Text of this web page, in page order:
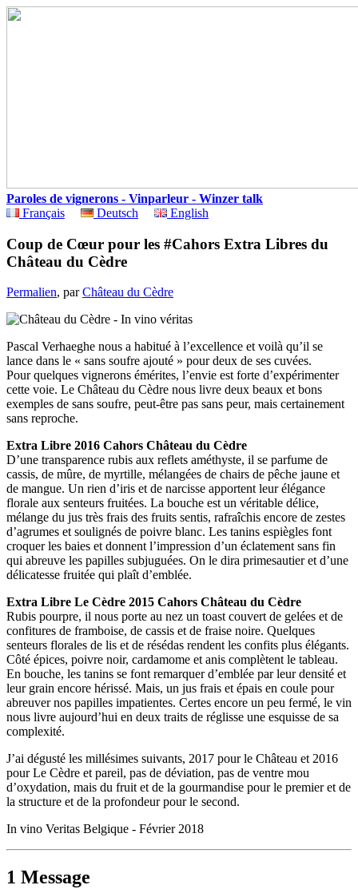
Paroles de vignerons - Vinparleur - Winzer talk
Français
Deutsch English
Coup de Cœur pour les #Cahors Extra Libres du
Château du Cèdre
Permalien, parChâteau du Cèdre
Pascal Verhaeghe nous a habitué à l’excellence et voilà qu’il se
lance dans le « sans soufre ajouté » pour deux de ses cuvées.
Pour quelques vignerons émérites, l’envie est forte d’expérimenter
cette voie. Le Château du Cèdre nous livre deux beaux et bons
exemples de sans soufre, peut-être pas sans peur, mais certainement
sans reproche.
Extra Libre 2016 Cahors Château du Cèdre
D’une transparence rubis aux reflets améthyste, il se parfume de
cassis, de mûre, de myrtille, mélangées de chairs de pêche jaune et
de mangue. Un rien d’iris et de narcisse apportent leur élégance
florale aux senteurs fruitées. La bouche est un véritable délice,
mélange du jus très frais des fruits sentis, rafraîchis encore de zestes
d’agrumes et soulignés de poivre blanc. Les tanins espiègles font
croquer les baies et donnent l’impression d’un éclatement sans fin
qui abreuve les papilles subjuguées. On le dira primesautier et d’une
délicatesse fruitée qui plaît d’emblée.
Extra Libre Le Cèdre 2015 Cahors Château du Cèdre
Rubis pourpre, il nous porte au nez un toast couvert de gelées et de
confitures de framboise, de cassis et de fraise noire. Quelques
senteurs florales de lis et de résédas rendent les confits plus élégants.
Côté épices, poivre noir, cardamome et anis complètent le tableau.
En bouche, les tanins se font remarquer d’emblée par leur densité et
leur grain encore hérissé. Mais, un jus frais et épais en coule pour
abreuver nos papilles impatientes. Certes encore un peu fermé, le vin
nous livre aujourd’hui en deux traits de réglisse une esquisse de sa
complexité.
J’ai dégusté les millésimes suivants, 2017 pour le Château et 2016
pour Le Cèdre et pareil, pas de déviation, pas de ventre mou
d’oxydation, mais du fruit et de la gourmandise pour le premier et de
la structure et de la profondeur pour le second.
In vino Veritas Belgique - Février 2018
1 Message